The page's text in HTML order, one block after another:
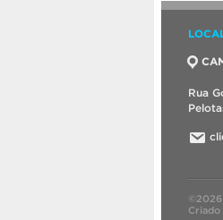
Rua
©2026
Criado